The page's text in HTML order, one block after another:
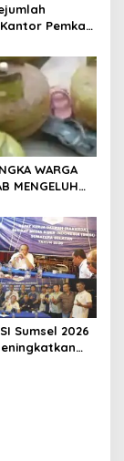
Pemkab
Bupati
WARGA
MENGELUH
Sumsel 2026